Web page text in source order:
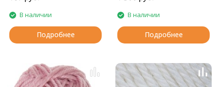
В наличии
Подробнее
В наличии
Подробнее